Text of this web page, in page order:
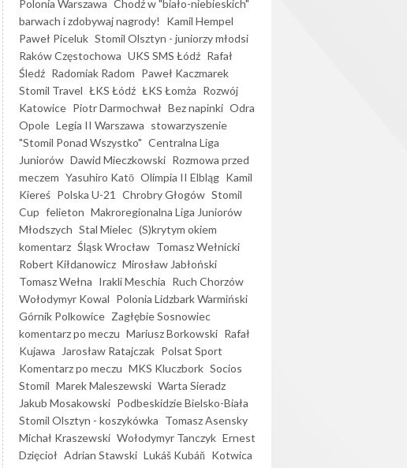
Polonia Warszawa Chodź w "biało-niebieskich"
barwach i zdobywaj nagrody!
Kamil Hempel
Paweł Piceluk Stomil Olsztyn - juniorzy młodsi
Raków Częstochowa UKS SMS Łódź Rafał
Śledź Radomiak Radom Paweł Kaczmarek
Stomil Travel ŁKS Łódź ŁKS Łomża Rozwój
Katowice Piotr Darmochwał Bez napinki Odra
Opole Legia II Warszawa stowarzyszenie
"Stomil Ponad Wszystko" Centralna Liga
Juniorów Dawid Mieczkowski Rozmowa przed
meczem Yasuhiro Katō Olimpia II Elbląg Kamil
Kiereś Polska U-21 Chrobry Głogów Stomil
Cup felieton Makroregionalna Liga Juniorów
Młodszych Stal Mielec (S)krytym okiem
komentarz Śląsk Wrocław Tomasz Wełnicki
Robert Kiłdanowicz Mirosław Jabłoński
Tomasz Wełna Irakli Meschia Ruch Chorzów
Wołodymyr Kowal Polonia Lidzbark Warmiński
Górnik Polkowice Zagłębie Sosnowiec
komentarz po meczu Mariusz Borkowski Rafał
Kujawa
Jarosław Ratajczak Polsat Sport
Komentarz po meczu MKS Kluczbork Socios
Stomil Marek Maleszewski Warta Sieradz
Jakub Mosakowski Podbeskidzie Bielsko-Biała
Stomil Olsztyn - koszykówka Tomasz Asensky
Michał Kraszewski Wołodymyr Tanczyk Ernest
Dzięcioł Adrian Stawski Lukáš Kubáň Kotwica